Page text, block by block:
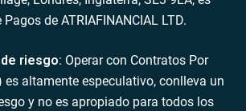
de ATRIAFINANCIAL LTD.
riesgo: Operar con Contratos Por
es altamente especulativo, conlleva un
y no es apropiado para todos los